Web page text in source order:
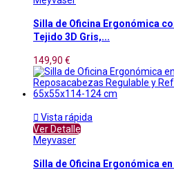
Silla de Oficina Ergonómica
Tejido 3D Gris,...
149,90 €
 Vista rápida
Ver Detalle
Meyvaser
Silla de Oficina Ergonómica